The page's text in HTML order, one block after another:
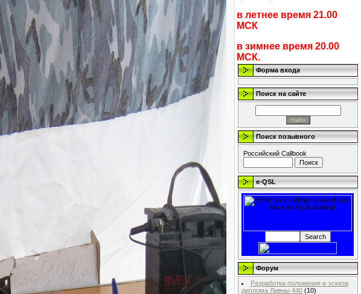
в летнее время 21.00
МСК
в зимнее время 20.00
МСК.
Форма входа
Поиск на сайте
Поиск позывного
Российский Callbook
e-QSL
Форум
Разработка положения и эскиза
диплома Ливны 440 (10)